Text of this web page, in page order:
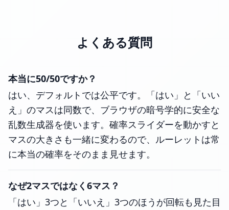
よくある質問
本当に50/50ですか？
はい、デフォルトでは公平です。「はい」と「いい
え」のマスは同数で、ブラウザの暗号学的に安全な
乱数生成器を使います。確率スライダーを動かすと
マスの大きさも一緒に変わるので、ルーレットは常
に本当の確率をそのまま見せます。
なぜ2マスではなく6マス？
「はい」3つと「いいえ」3つのほうが回転も見た目